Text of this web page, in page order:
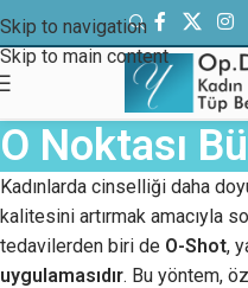
Skip to navigation
Skip to main content
O Noktası
Kadınlarda cinselliği daha
kalitesini artırmak amacıyla
tedavilerden biri de O-Shot,
uygulamasıdır. Bu yöntem,